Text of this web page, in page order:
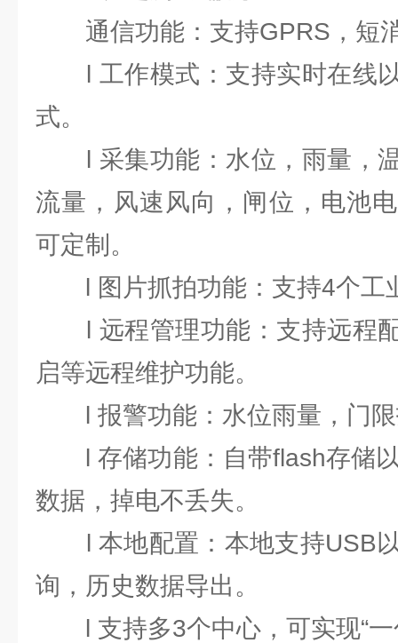
通信功能：支持GPRS，短
l 工作模式：支持实时在线
式。
l 采集功能：水位，雨量，
流量，风速风向，闸位，电池
可定制。
l 图片抓拍功能：支持4个工
l 远程管理功能：支持远程
启等远程维护功能。
l 报警功能：水位雨量，门限
l 存储功能：自带flash存储以
数据，掉电不丢失。
l 本地配置：本地支持USB以
询，历史数据导出。
l 支持多3个中心，可实现“一